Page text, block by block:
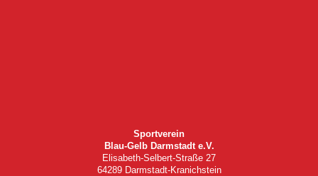
Sportverein
Blau-Gelb Darmstadt e.V.
Elisabeth-Selbert-Straße 27
64289 Darmstadt-Kranichstein